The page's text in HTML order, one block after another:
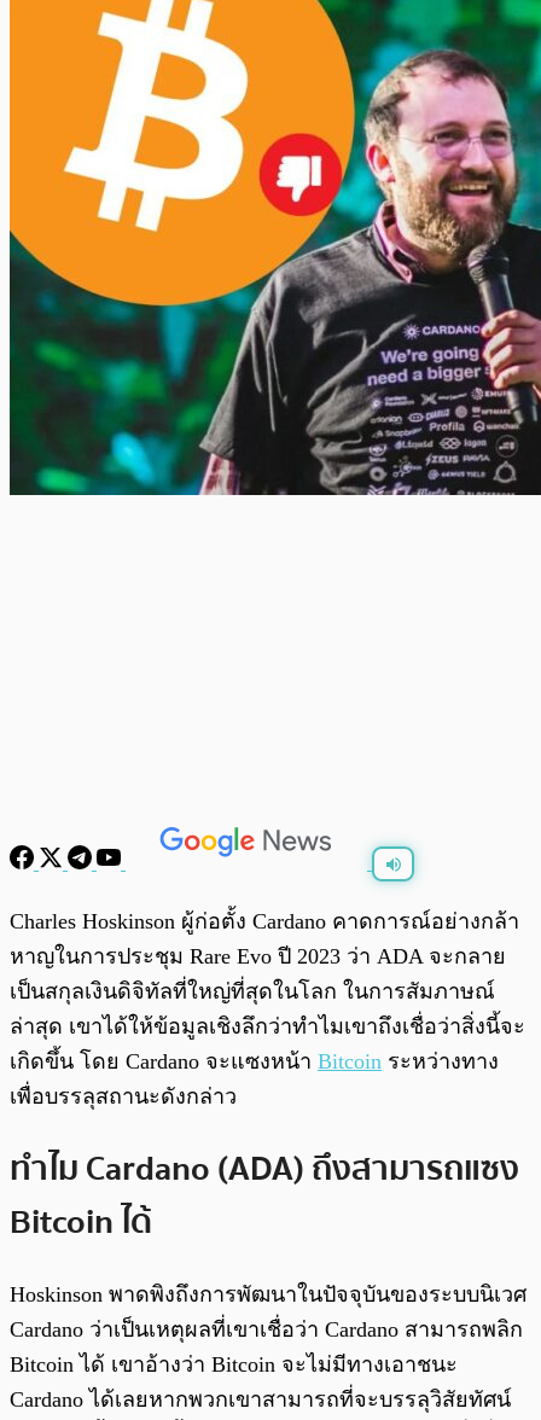
0:00 /
Charles Hoskinson ผู้ก่อตั้ง Cardano คาดการณ์อย่างกล้า
หาญในการประชุม Rare Evo ปี 2023 ว่า ADA จะกลาย
เป็นสกุลเงินดิจิทัลที่ใหญ่ที่สุดในโลก ในการสัมภาษณ์
ล่าสุด เขาได้ให้ข้อมูลเชิงลึกว่าทำไมเขาถึงเชื่อว่าสิ่งนี้จะ
เกิดขึ้น โดย Cardano จะแซงหน้า Bitcoin ระหว่างทาง
เพื่อบรรลุสถานะดังกล่าว
ทำไม Cardano (ADA) ถึงสามารถแซง
Bitcoin ได้
Hoskinson พาดพิงถึงการพัฒนาในปัจจุบันของระบบนิเวศ
Cardano ว่าเป็นเหตุผลที่เขาเชื่อว่า Cardano สามารถพลิก
Bitcoin ได้ เขาอ้างว่า Bitcoin จะไม่มีทางเอาชนะ
Cardano ได้เลยหากพวกเขาสามารถที่จะบรรลุวิสัยทัศน์